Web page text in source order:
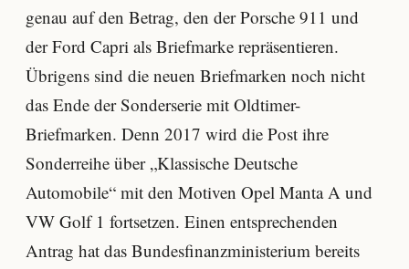
genau auf den Betrag, den der Porsche 911 und
der Ford Capri als Briefmarke repräsentieren.
Übrigens sind die neuen Briefmarken noch nicht
das Ende der Sonderserie mit Oldtimer-
Briefmarken. Denn 2017 wird die Post ihre
Sonderreihe über „Klassische Deutsche
Automobile“ mit den Motiven Opel Manta A und
VW Golf 1 fortsetzen. Einen entsprechenden
Antrag hat das Bundesfinanzministerium bereits